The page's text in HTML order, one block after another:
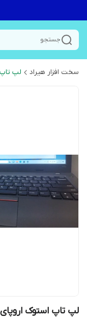
جستجو
سخت افزار هیراد لپ